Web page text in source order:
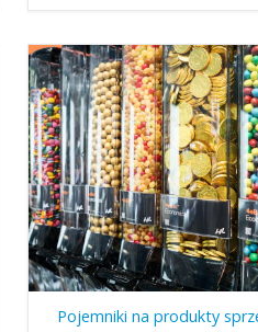
Pojemniki na produkty